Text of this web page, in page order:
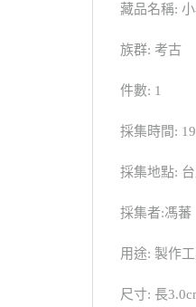
藏品名稱:
族群: 考古
件數: 1
採集時間:
採集地點:
採集者:馮蕃
用途: 製作
尺寸: 長